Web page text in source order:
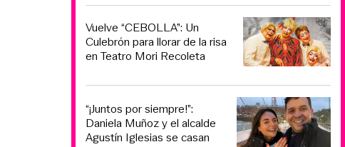
Vuelve “CEBOLLA”: Un
Culebrón para llorar de la risa
en Teatro Mori Recoleta
“¡Juntos por siempre!”:
Daniela Muñoz y el alcalde
Agustín Iglesias se casan